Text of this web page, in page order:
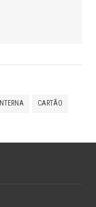
INTERNA CARTÃO